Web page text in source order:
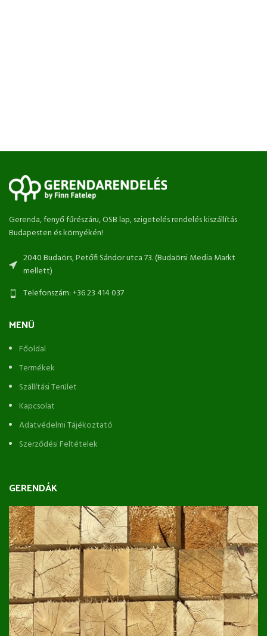
Gerenda, fenyő fűrészáru, OSB lap, szigetelés rendelés kiszállítás
Budapesten és környékén!
2040 Budaörs, Petőfi Sándor utca 73. (Budaörsi Media Markt
mellett)
Telefonszám: +36 23 414 037
MENÜ
Főoldal
Termékek
Szállítási Terület
Kapcsolat
Adatvédelmi Tájékoztató
Szerződési Feltételek
GERENDÁK